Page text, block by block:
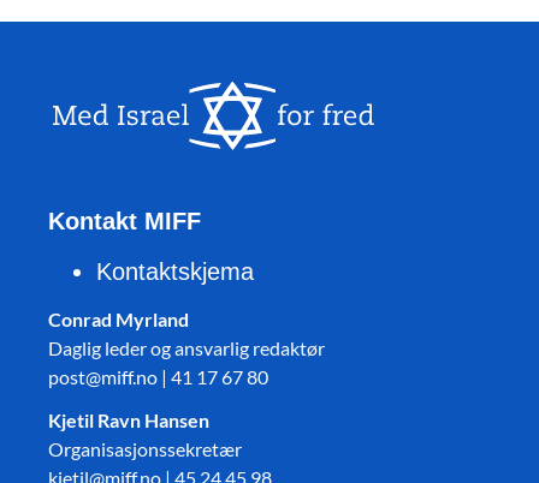
Kontakt MIFF
Kontaktskjema
Conrad Myrland
Daglig leder og ansvarlig redaktør
post@miff.no | 41 17 67 80
Kjetil Ravn Hansen
Organisasjonssekretær
kjetil@miff.no | 45 24 45 98